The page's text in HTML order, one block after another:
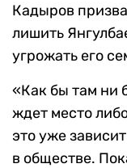
Кадыров
лишить
угрожать его
«Как бы там ни
ждет место
это уже
в обществе.